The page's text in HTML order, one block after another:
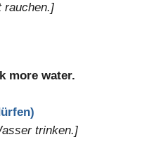
rauchen.]
more water.
trinken.]